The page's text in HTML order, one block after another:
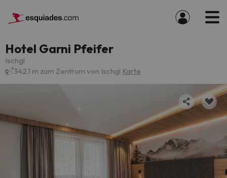
Hotel Garni Pfeifer
Ischgl
342.1 m zum Zentrum von Ischgl Karte